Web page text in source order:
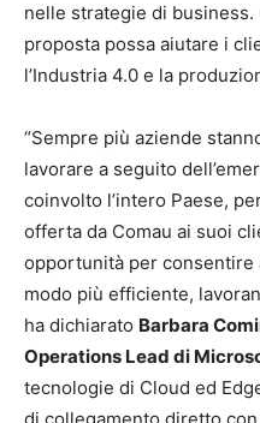
nelle strategie di
proposta possa aiutare i
l’Industria 4.0 e la
“Sempre più aziende
lavorare a seguito
coinvolto l’intero Paese,
offerta da Comau ai suoi
opportunità per consentire
modo più efficiente,
ha dichiarato Barbara
Operations Lead di
tecnologie di Cloud ed